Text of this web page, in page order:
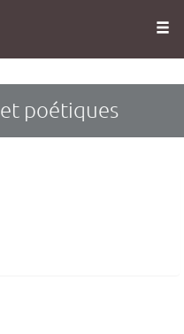
poétiques